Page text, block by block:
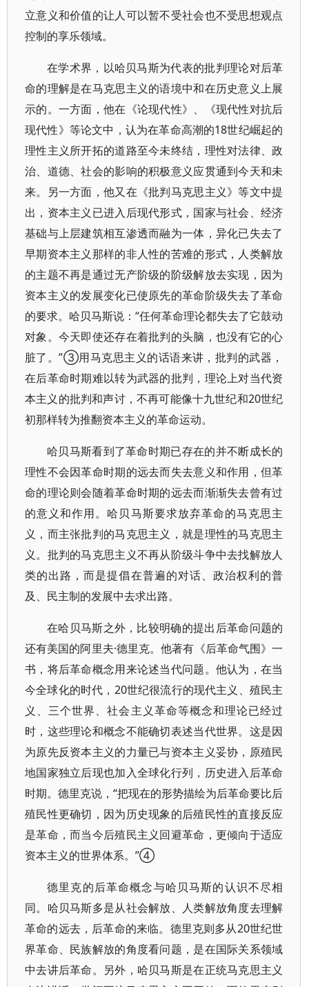
立意义和价值的让人可以暂不受社会也不受思想观点
控制的享乐领域。
在学术界，以哈贝马斯为代表的批判理论对后革
命的理解是在马克思主义的语境中和在历史意义上展
示的。一方面，他在《论现代性》、《现代性对抗后
现代性》等论文中，认为在革命高潮的18世纪崛起的
理性主义所开拓的道路至今未终结，理性对法律、政
治、道德、社会的影响的积极意义应贯通到今天和未
来。另一方面，他又在《批判马克思主义》等文中提
出，资本主义已进入后现代形式，国家与社会、经济
基础与上层建筑相互渗透而融为一体，异化已失去了
早期资本主义那样的非人性的苦难的形式，人类解放
的主题不再是通过无产阶级的阶级解放去实现，因为
资本主义的发展变化已使原先的革命阶级失去了革命
的要求。哈贝马斯说：“任何革命理论都失去了它鼓动
对象。今天即使还存在着批判的头脑，也没有它的心
脏了。”③用马克思主义的话语来讲，批判的武器，
在后革命时期难以转为武器的批判，理论上对当代资
本主义的批判和声讨，不再可能像十九世纪和20世纪
初那样转为推翻资本主义的革命运动。
哈贝马斯看到了革命时期已存在的并不断成长的
理性不会因革命时期的远去而失去意义和作用，但革
命的理论则会随着革命时期的远去而渐渐失去曾有过
的意义和作用。哈贝马斯要求放弃革命的马克思主
义，而主张批判的马克思主义，就是理性的马克思主
义。批判的马克思主义不再从阶级斗争中去找解放人
类的出路，而是提倡在普遍的对话、政治权利的普
及、民主制的发展中去求出路。
在哈贝马斯之外，比较明确的提出后革命问题的
还有美国的阿里夫·德里克。他著有《后革命气围》一
书，将后革命概念用来论述当代问题。他认为，在当
今全球化的时代，20世纪很流行的现代主义、殖民主
义、三个世界、社会主义革命等概念和理论已经过
时，这些理论和概念不能确切表述当代世界。这是因
为原先反资本主义的力量已与资本主义妥协，原殖民
地国家独立后现也加入全球化行列，历史进入后革命
时期。德里克说，“把现在的形势描绘为后革命要比后
殖民性更确切，因为历史现象的后殖民性的直接反应
是革命，而当今后殖民主义回避革命，更倾向于适应
资本主义的世界体系。”④
德里克的后革命概念与哈贝马斯的认识不尽相
同。哈贝马斯多是从社会解放、人类解放角度去理解
革命的远去，后革命的来临。德里克则多从20世纪世
界革命、民族解放的角度看问题，是在国际关系领域
中去讲后革命。另外，哈贝马斯是在正统马克思主义